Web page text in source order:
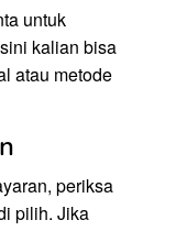
untuk
kalian bisa
atau metode
periksa
pilih. Jika